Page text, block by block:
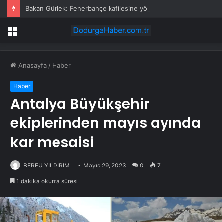
Menü
Anasayfa / Haber
Haber
Antalya Büyükşehir
ekiplerinden mayıs ayında
kar mesaisi
BERFU YILDIRIM Mayıs 29, 2023 0 7
1 dakika okuma süresi